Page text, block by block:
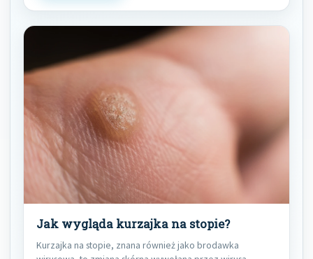
Jak wygląda kurzajka na stopie?
Kurzajka na stopie, znana również jako brodawka